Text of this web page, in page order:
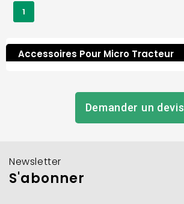
1
Accessoires Pour Micro Tracteur
Demander un devis
Newsletter
S'abonner